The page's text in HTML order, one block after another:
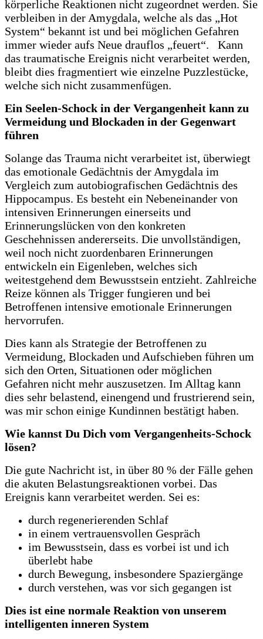
körperliche Reaktionen nicht zugeordnet werden. Sie
verbleiben in der Amygdala, welche als das „Hot
System“ bekannt ist und bei möglichen Gefahren
immer wieder aufs Neue drauflos „feuert“. Kann
das traumatische Ereignis nicht verarbeitet werden,
bleibt dies fragmentiert wie einzelne Puzzlestücke,
welche sich nicht zusammenfügen.
Ein Seelen-Schock in der Vergangenheit kann zu
Vermeidung und Blockaden in der Gegenwart
führen
Solange das Trauma nicht verarbeitet ist, überwiegt
das emotionale Gedächtnis der Amygdala im
Vergleich zum autobiografischen Gedächtnis des
Hippocampus. Es besteht ein Nebeneinander von
intensiven Erinnerungen einerseits und
Erinnerungslücken von den konkreten
Geschehnissen andererseits. Die unvollständigen,
weil noch nicht zuordenbaren Erinnerungen
entwickeln ein Eigenleben, welches sich
weitestgehend dem Bewusstsein entzieht. Zahlreiche
Reize können als Trigger fungieren und bei
Betroffenen intensive emotionale Erinnerungen
hervorrufen.
Dies kann als Strategie der Betroffenen zu
Vermeidung, Blockaden und Aufschieben führen um
sich den Orten, Situationen oder möglichen
Gefahren nicht mehr auszusetzen. Im Alltag kann
dies sehr belastend, einengend und frustrierend sein,
was mir schon einige Kundinnen bestätigt haben.
Wie kannst Du Dich vom Vergangenheits-Schock
lösen?
Die gute Nachricht ist, in über 80 % der Fälle gehen
die akuten Belastungsreaktionen vorbei. Das
Ereignis kann verarbeitet werden. Sei es:
durch regenerierenden Schlaf
in einem vertrauensvollen Gespräch
im Bewusstsein, dass es vorbei ist und ich
überlebt habe
durch Bewegung, insbesondere Spaziergänge
durch verstehen, was vor sich gegangen ist
Dies ist eine normale Reaktion von unserem
intelligenten inneren System